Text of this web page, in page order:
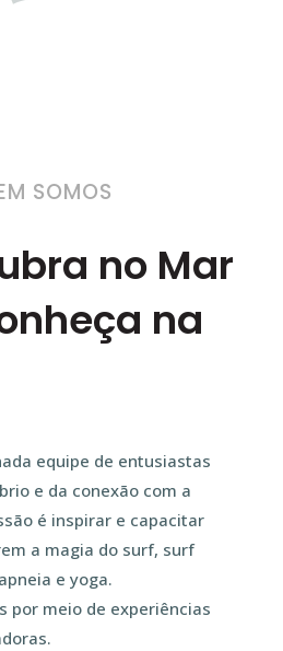
SOMOS
no Mar
na
equipe de entusiastas
e da conexão com a
é inspirar e capacitar
a magia do surf, surf
e yoga.
por meio de experiências